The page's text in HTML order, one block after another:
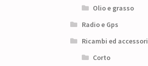
Olio e grasso
Radio e Gps
Ricambi ed accessori
Corto